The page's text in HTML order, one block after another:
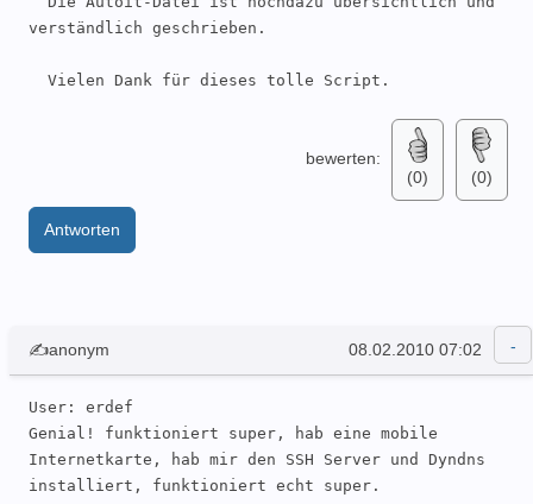
verständlich geschrieben.
  Vielen Dank für dieses tolle Script.
bewerten:
(0)
(0)
Antworten
✍anonym 08.02.2010 07:02
User: erdef
Genial! funktioniert super, hab eine mobile
Internetkarte, hab mir den SSH Server und Dyndns
installiert, funktioniert echt super.